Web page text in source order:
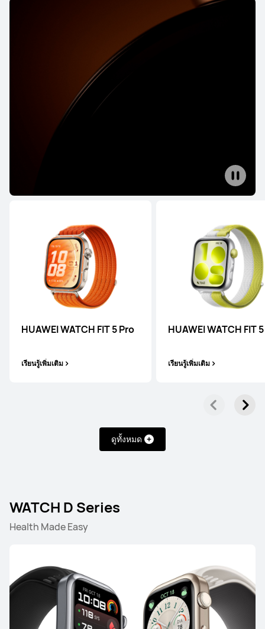
HUAWEI WATCH FIT 5 Pro
เรียนรู้เพิ่มเติม
HUAWEI WATCH FIT 5
เรียนรู้เพิ่มเติม
ดูทั้งหมด
WATCH D Series
Health Made Easy
WATCH Ultimate Series
WATCH Ultimate Series
เรียนรู้เพิ่มเติม
HUAWEI WATCH Ultimate 2
HUAWEI WATCH ULTIMATE DESIGN
เรียนรู้เพิ่มเติม
WATCH Series
HUAWEI WATCH 5
เรียนรู้เพิ่มเติม